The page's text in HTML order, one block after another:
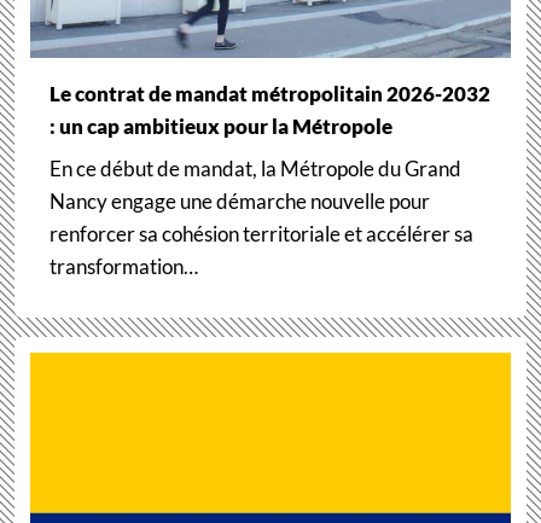
Le contrat de mandat métropolitain 2026-2032
: un cap ambitieux pour la Métropole
En ce début de mandat, la Métropole du Grand
Nancy engage une démarche nouvelle pour
renforcer sa cohésion territoriale et accélérer sa
transformation…